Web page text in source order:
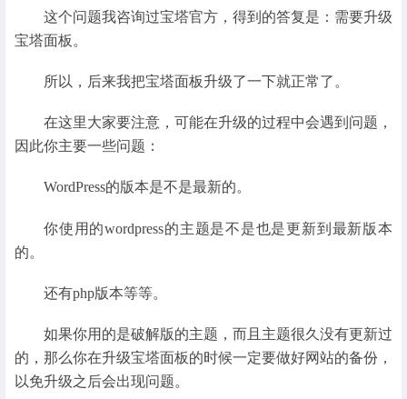
这个问题我咨询过宝塔官方，得到的答复是：需要升级
宝塔面板。
所以，后来我把宝塔面板升级了一下就正常了。
在这里大家要注意，可能在升级的过程中会遇到问题，
因此你主要一些问题：
WordPress的版本是不是最新的。
你使用的wordpress的主题是不是也是更新到最新版本
的。
还有php版本等等。
如果你用的是破解版的主题，而且主题很久没有更新过
的，那么你在升级宝塔面板的时候一定要做好网站的备份，
以免升级之后会出现问题。